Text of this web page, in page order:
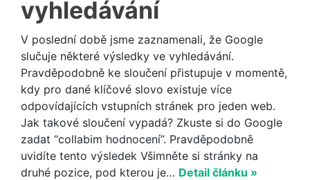
vyhledávání
V poslední době jsme zaznamenali, že Google
slučuje některé výsledky ve vyhledávání.
Pravděpodobně ke sloučení přistupuje v momentě,
kdy pro dané klíčové slovo existuje více
odpovídajících vstupních stránek pro jeden web.
Jak takové sloučení vypadá? Zkuste si do Google
zadat “collabim hodnocení”. Pravděpodobně
uvidíte tento výsledek Všimněte si stránky na
druhé pozice, pod kterou je… Detail článku »